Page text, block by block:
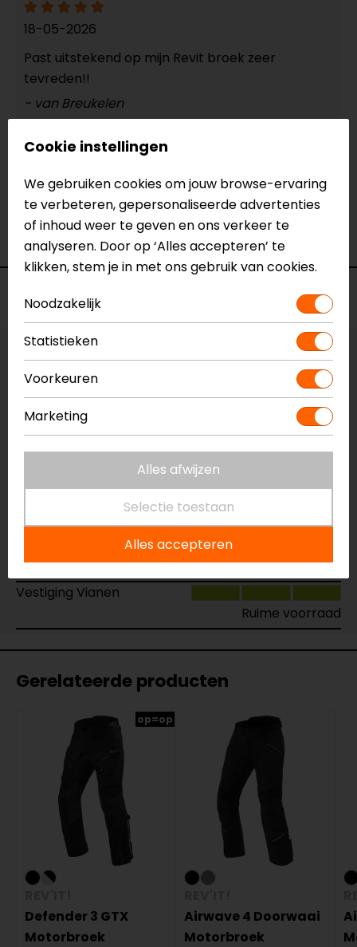
18-05-2026
Past uitstekend op mijn Revit broek zeer
tevreden!!
- van Breukelen
Prima product
- Anoniem
Voorraad
Maat:Universeel
Vestiging Apeldoorn
Ruime voorraad
Vestiging Breda
Vestiging Capelle a/d IJssel
Vestiging Eindhoven
Ruime voorraad
Vestiging Vianen
Ruime voorraad
Gerelateerde producten
op=op
Defender 3 GTX
Motorbroek
Airwave 4 Doorwaai
Motorbroek
Cookie instellingen
We gebruiken cookies om jouw browse-ervaring
te verbeteren, gepersonaliseerde advertenties
of inhoud weer te geven en ons verkeer te
analyseren. Door op ‘Alles accepteren’ te
klikken, stem je in met ons gebruik van cookies.
Noodzakelijk
Statistieken
Voorkeuren
Marketing
Alles afwijzen
Selectie toestaan
Alles accepteren